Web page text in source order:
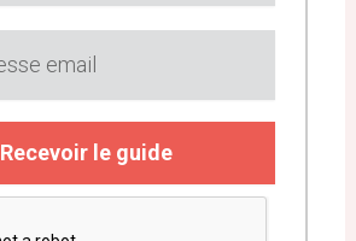
Recevoir le guide